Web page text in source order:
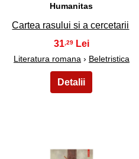
Humanitas
Cartea rasului si a cercetarii
31,29
Literatura romana› Beletristica